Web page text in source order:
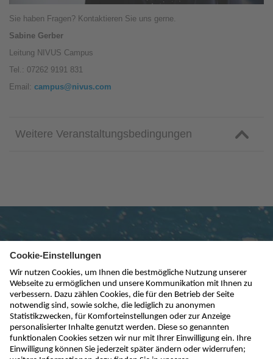
Sie haben Fragen? Kontaktieren Sie uns gerne.
Sabine Gerber
Leitung NIVUS Campus
Tel.: 07262 9191 831
Email: campus@nivus.com
Weitere Veranstaltungsbedingungen
Newsletter abonnieren
absenden